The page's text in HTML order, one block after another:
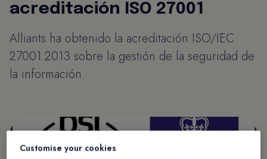
acreditación ISO 27001
Alliants ha obtenido la acreditación ISO/IEC
27001:2013 sobre la gestión de la seguridad de
la información.
Customise your cookies